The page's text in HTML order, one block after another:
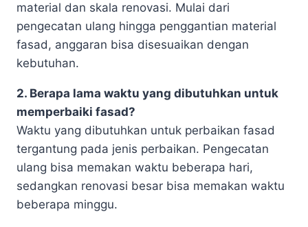
material dan skala renovasi. Mulai dari
pengecatan ulang hingga penggantian material
fasad, anggaran bisa disesuaikan dengan
kebutuhan.
2. Berapa lama waktu yang dibutuhkan untuk
memperbaiki fasad?
Waktu yang dibutuhkan untuk perbaikan fasad
tergantung pada jenis perbaikan. Pengecatan
ulang bisa memakan waktu beberapa hari,
sedangkan renovasi besar bisa memakan waktu
beberapa minggu.